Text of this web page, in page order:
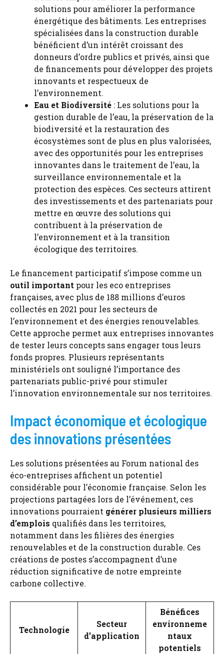
solutions pour améliorer la performance
énergétique des bâtiments. Les entreprises
spécialisées dans la construction durable
bénéficient d’un intérêt croissant des
donneurs d’ordre publics et privés, ainsi que
de financements pour développer des projets
innovants et respectueux de
l’environnement.
Eau et Biodiversité : Les solutions pour la
gestion durable de l’eau, la préservation de la
biodiversité et la restauration des
écosystèmes sont de plus en plus valorisées,
avec des opportunités pour les entreprises
innovantes dans le traitement de l’eau, la
surveillance environnementale et la
protection des espèces. Ces secteurs attirent
des investissements et des partenariats pour
mettre en œuvre des solutions qui
contribuent à la préservation de
l’environnement et à la transition
écologique des territoires.
Le financement participatif s’impose comme un
outil important pour les eco entreprises
françaises, avec plus de 188 millions d’euros
collectés en 2021 pour les secteurs de
l’environnement et des énergies renouvelables.
Cette approche permet aux entreprises innovantes
de tester leurs concepts sans engager tous leurs
fonds propres. Plusieurs représentants
ministériels ont souligné l’importance des
partenariats public-privé pour stimuler
l’innovation environnementale sur nos territoires.
Impact économique et écologique
des innovations présentées
Les solutions présentées au Forum national des
éco-entreprises affichent un potentiel
considérable pour l’économie française. Selon les
projections partagées lors de l’événement, ces
innovations pourraient générer plusieurs milliers
d’emplois qualifiés dans les territoires,
notamment dans les filières des énergies
renouvelables et de la construction durable. Ces
créations de postes s’accompagnent d’une
réduction significative de notre empreinte
carbone collective.
Technologie
Secteur
d’application
Bénéfices
environneme
ntaux
potentiels